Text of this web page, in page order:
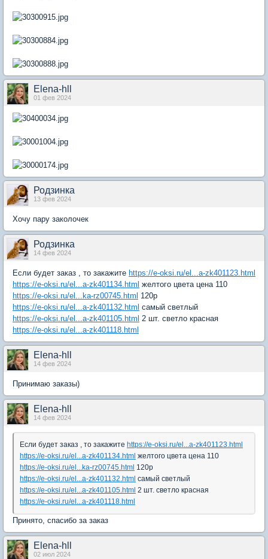
Elena-hll
01 фев 2024
Родзинка
13 фев 2024
Хочу пару заколочек
Родзинка
14 фев 2024
Если будет заказ , то закажите https://e-oksi.ru/el...a-zk401123.html
https://e-oksi.ru/el...a-zk401134.html желтого цвета цена 110
https://e-oksi.ru/el...ka-rz00745.html 120р
https://e-oksi.ru/el...a-zk401132.html самый светлый
https://e-oksi.ru/el...a-zk401105.html 2 шт. светло красная
https://e-oksi.ru/el...a-zk401118.html
Elena-hll
14 фев 2024
Принимаю заказы)
Elena-hll
14 фев 2024
Если будет заказ , то закажите https://e-oksi.ru/el...a-zk401123.html
https://e-oksi.ru/el...a-zk401134.html желтого цвета цена 110
https://e-oksi.ru/el...ka-rz00745.html 120р
https://e-oksi.ru/el...a-zk401132.html самый светлый
https://e-oksi.ru/el...a-zk401105.html 2 шт. светло красная
https://e-oksi.ru/el...a-zk401118.html
Принято, спасибо за заказ
Elena-hll
02 июл 2024